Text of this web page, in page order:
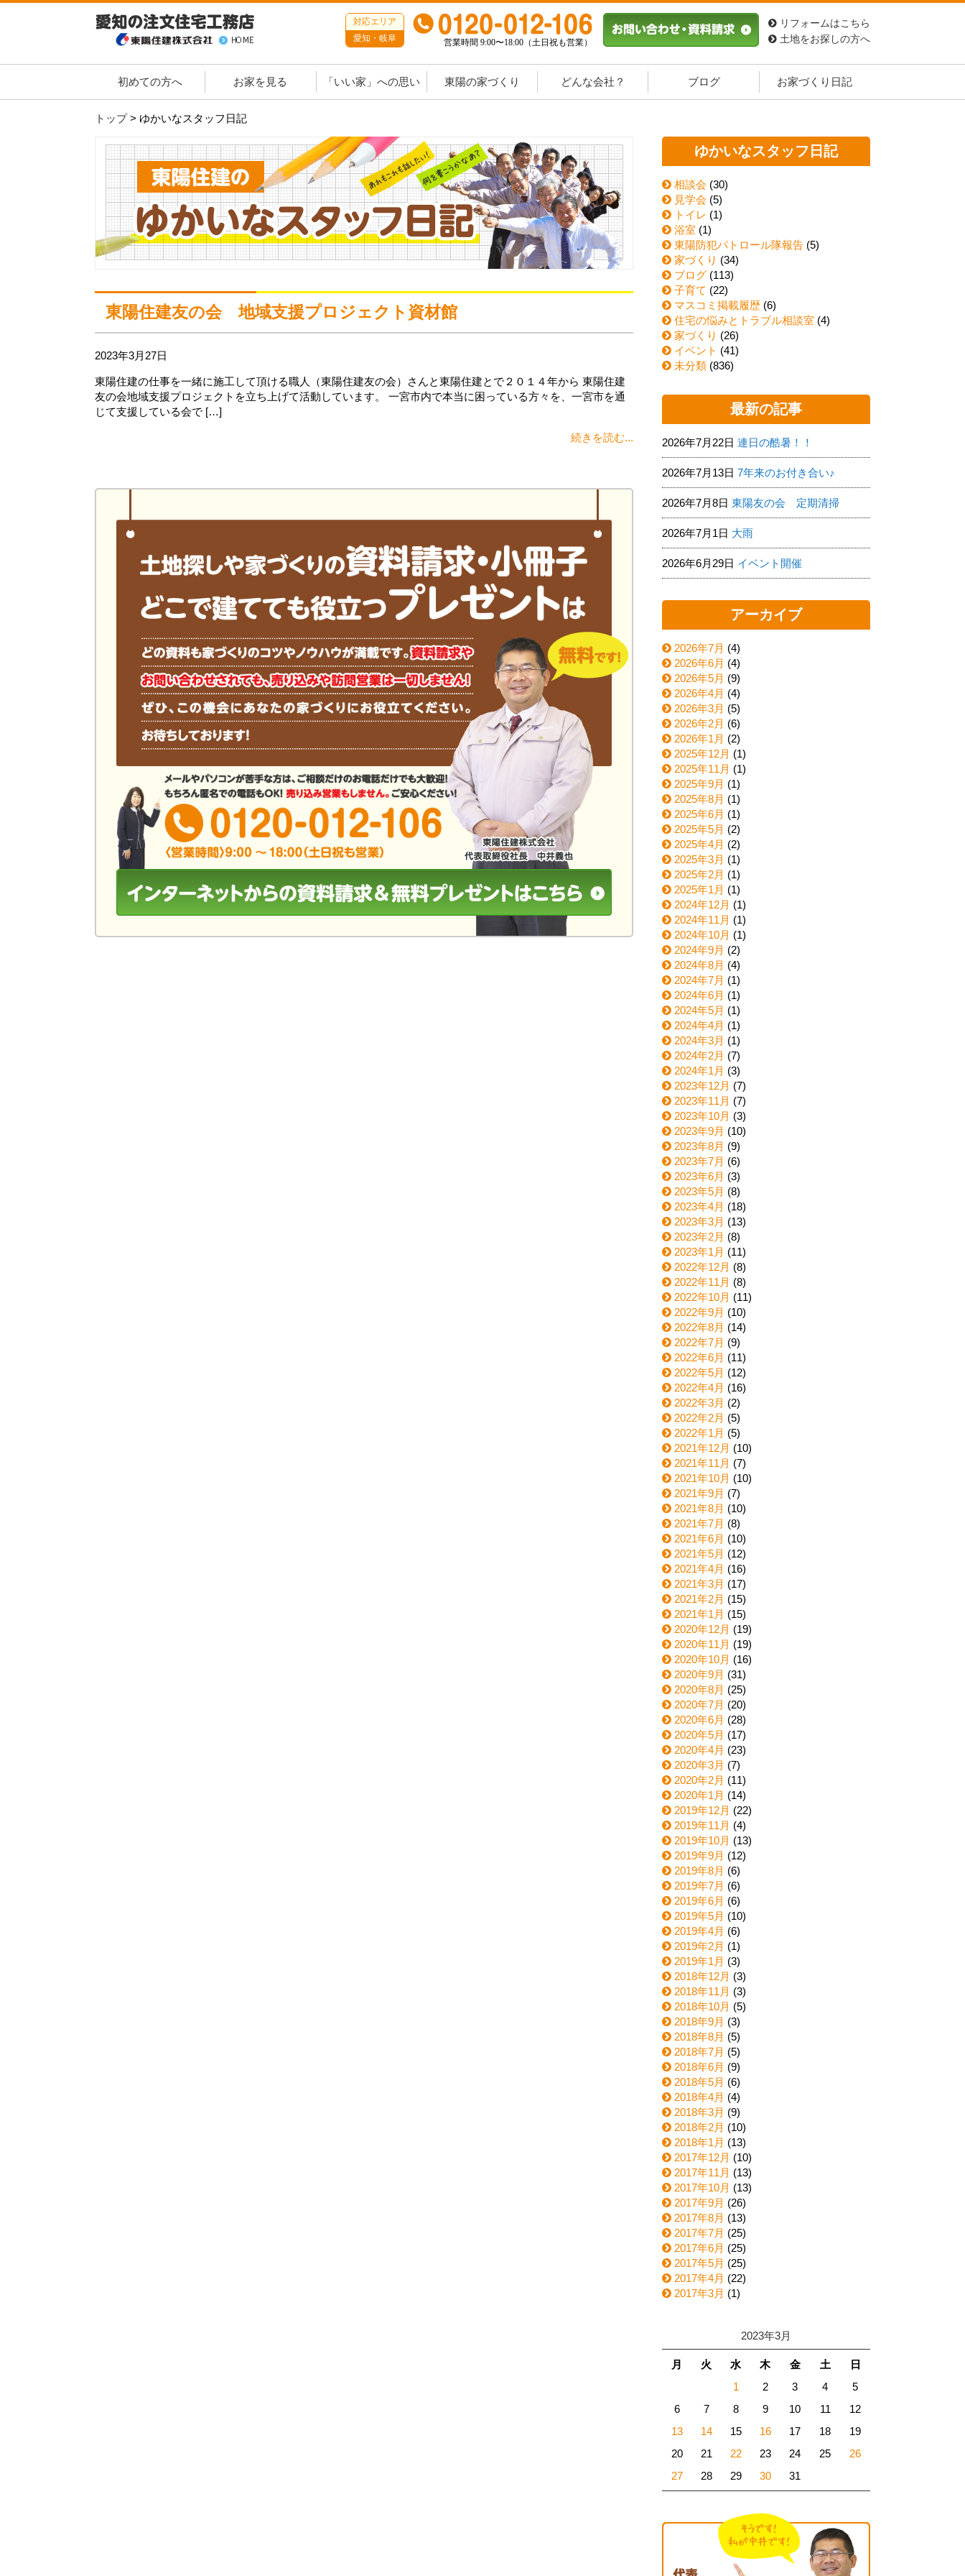
対応エリア
愛知・岐阜
営業時間 9:00〜18:00（土日祝も営業）
リフォームはこちら
土地をお探しの方へ
初めての方へ お家を見る 「いい家」への思い 東陽の家づくり どんな会社？ ブログ お家づくり日記
トップ> ゆかいなスタッフ日記
東陽住建友の会 地域支援プロジェクト資材館
2023年3月27日
東陽住建の仕事を一緒に施工して頂ける職人（東陽住建友の会）さんと東陽住建とで２０１４年から 東陽住建
友の会地域支援プロジェクトを立ち上げて活動しています。 一宮市内で本当に困っている方々を、一宮市を通
じて支援している会で […]
続きを読む...
ゆかいなスタッフ日記
相談会 (30)
見学会 (5)
トイレ (1)
浴室 (1)
東陽防犯パトロール隊報告 (5)
家づくり (34)
ブログ (113)
子育て (22)
マスコミ掲載履歴 (6)
住宅の悩みとトラブル相談室 (4)
家づくり (26)
イベント (41)
未分類 (836)
最新の記事
2026年7月22日 連日の酷暑！！
2026年7月13日 7年来のお付き合い♪
2026年7月8日 東陽友の会 定期清掃
2026年7月1日 大雨
2026年6月29日 イベント開催
アーカイブ
2026年7月 (4)
2026年6月 (4)
2026年5月 (9)
2026年4月 (4)
2026年3月 (5)
2026年2月 (6)
2026年1月 (2)
2025年12月 (1)
2025年11月 (1)
2025年9月 (1)
2025年8月 (1)
2025年6月 (1)
2025年5月 (2)
2025年4月 (2)
2025年3月 (1)
2025年2月 (1)
2025年1月 (1)
2024年12月 (1)
2024年11月 (1)
2024年10月 (1)
2024年9月 (2)
2024年8月 (4)
2024年7月 (1)
2024年6月 (1)
2024年5月 (1)
2024年4月 (1)
2024年3月 (1)
2024年2月 (7)
2024年1月 (3)
2023年12月 (7)
2023年11月 (7)
2023年10月 (3)
2023年9月 (10)
2023年8月 (9)
2023年7月 (6)
2023年6月 (3)
2023年5月 (8)
2023年4月 (18)
2023年3月 (13)
2023年2月 (8)
2023年1月 (11)
2022年12月 (8)
2022年11月 (8)
2022年10月 (11)
2022年9月 (10)
2022年8月 (14)
2022年7月 (9)
2022年6月 (11)
2022年5月 (12)
2022年4月 (16)
2022年3月 (2)
2022年2月 (5)
2022年1月 (5)
2021年12月 (10)
2021年11月 (7)
2021年10月 (10)
2021年9月 (7)
2021年8月 (10)
2021年7月 (8)
2021年6月 (10)
2021年5月 (12)
2021年4月 (16)
2021年3月 (17)
2021年2月 (15)
2021年1月 (15)
2020年12月 (19)
2020年11月 (19)
2020年10月 (16)
2020年9月 (31)
2020年8月 (25)
2020年7月 (20)
2020年6月 (28)
2020年5月 (17)
2020年4月 (23)
2020年3月 (7)
2020年2月 (11)
2020年1月 (14)
2019年12月 (22)
2019年11月 (4)
2019年10月 (13)
2019年9月 (12)
2019年8月 (6)
2019年7月 (6)
2019年6月 (6)
2019年5月 (10)
2019年4月 (6)
2019年2月 (1)
2019年1月 (3)
2018年12月 (3)
2018年11月 (3)
2018年10月 (5)
2018年9月 (3)
2018年8月 (5)
2018年7月 (5)
2018年6月 (9)
2018年5月 (6)
2018年4月 (4)
2018年3月 (9)
2018年2月 (10)
2018年1月 (13)
2017年12月 (10)
2017年11月 (13)
2017年10月 (13)
2017年9月 (26)
2017年8月 (13)
2017年7月 (25)
2017年6月 (25)
2017年5月 (25)
2017年4月 (22)
2017年3月 (1)
2023年3月
月 火 水 木 金 土
日
1
2 3 4
5
6
7 8 9 10 11
12
13
14 15 16 17 18
19
20
21 22 23 24 25
26
27
28 29 30 31